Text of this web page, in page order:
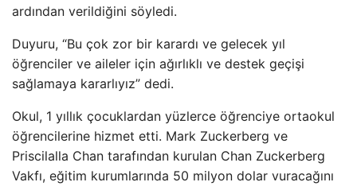
ardından verildiğini söyledi.
Duyuru, “Bu çok zor bir karardı ve gelecek yıl
öğrenciler ve aileler için ağırlıklı ve destek geçişi
sağlamaya kararlıyız” dedi.
Okul, 1 yıllık çocuklardan yüzlerce öğrenciye ortaokul
öğrencilerine hizmet etti. Mark Zuckerberg ve
Priscilalla Chan tarafından kurulan Chan Zuckerberg
Vakfı, eğitim kurumlarında 50 milyon dolar vuracağını